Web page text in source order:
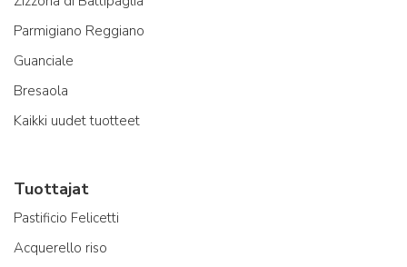
Parmigiano Reggiano
Guanciale
Bresaola
Kaikki uudet tuotteet
Tuottajat
Pastificio Felicetti
Acquerello riso